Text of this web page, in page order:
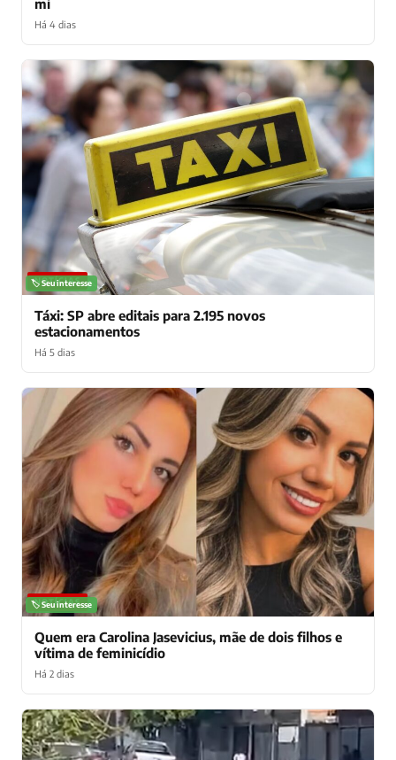
mi
Há 4 dias
NOTÍCIAS
🏷️ Seu interesse
Táxi: SP abre editais para 2.195 novos
estacionamentos
Há 5 dias
NOTÍCIAS
🏷️ Seu interesse
Quem era Carolina Jasevicius, mãe de dois filhos e
vítima de feminicídio
Há 2 dias